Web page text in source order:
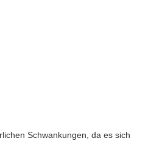
Schwankungen, da es sich